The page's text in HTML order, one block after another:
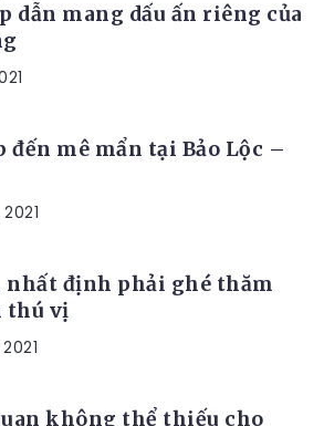
dẫn mang dấu ấn riêng của
đến mê mẩn tại Bảo Lộc –
nhất định phải ghé thăm
thú vị
không thể thiếu cho